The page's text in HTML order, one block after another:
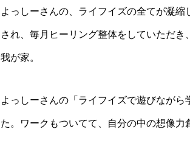
よっしーさんの、ライフイズの全てが凝
され、毎月ヒーリング整体をしていただ
我が家。
よっしーさんの「ライフイズで遊びなが
た。ワークもついてて、自分の中の想像力